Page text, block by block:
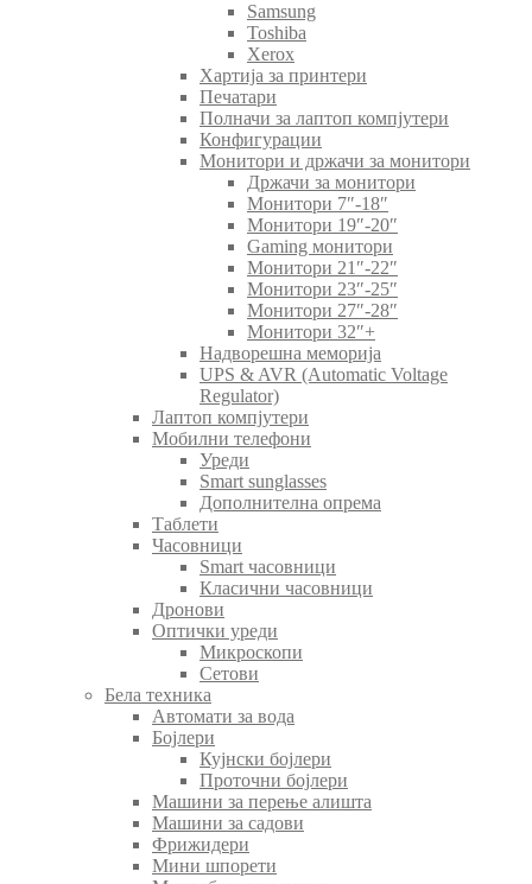
Samsung
Toshiba
Xerox
Хартија за принтери
Печатари
Полначи за лаптоп компјутери
Конфигурации
Монитори и држачи за монитори
Држачи за монитори
Монитори 7″-18″
Монитори 19″-20″
Gaming монитори
Монитори 21″-22″
Монитори 23″-25″
Монитори 27″-28″
Монитори 32″+
Надворешна меморија
UPS & AVR (Automatic Voltage
Regulator)
Лаптоп компјутери
Мобилни телефони
Уреди
Smart sunglasses
Дополнителна опрема
Таблети
Часовници
Smart часовници
Класични часовници
Дронови
Оптички уреди
Микроскопи
Сетови
Бела техника
Автомати за вода
Бојлери
Кујнски бојлери
Проточни бојлери
Машини за перење алишта
Машини за садови
Фрижидери
Мини шпорети